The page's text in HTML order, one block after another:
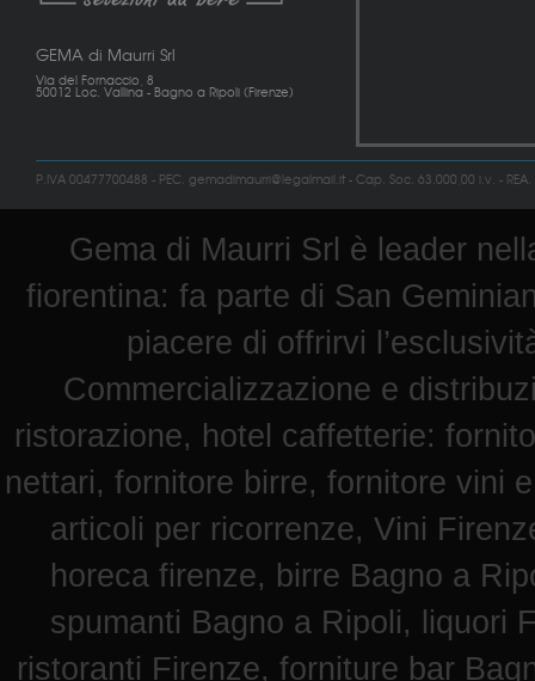
GEMA di Maurri Srl
Via del Fornaccio, 8
50012 Loc. Vallina - Bagno a Ripoli (Firenze)
P.IVA 00477700488 - PEC. gemadimaurri@legalmail.it - Cap. Soc. 63.000,00 i.v. -
Gema di Maurri Srl è leader
fiorentina: fa parte di San
piacere di offrirvi
Commercializzazione e
ristorazione, hotel caffetterie:
nettari, fornitore birre, fornitore vini
articoli per ricorrenze, Vini
horeca firenze, birre Bagno a
spumanti Bagno a Ripoli, liquori
ristoranti Firenze, forniture bar